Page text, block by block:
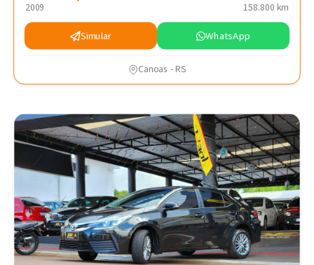
2009 158.800 km
Simular WhatsApp
Canoas - RS